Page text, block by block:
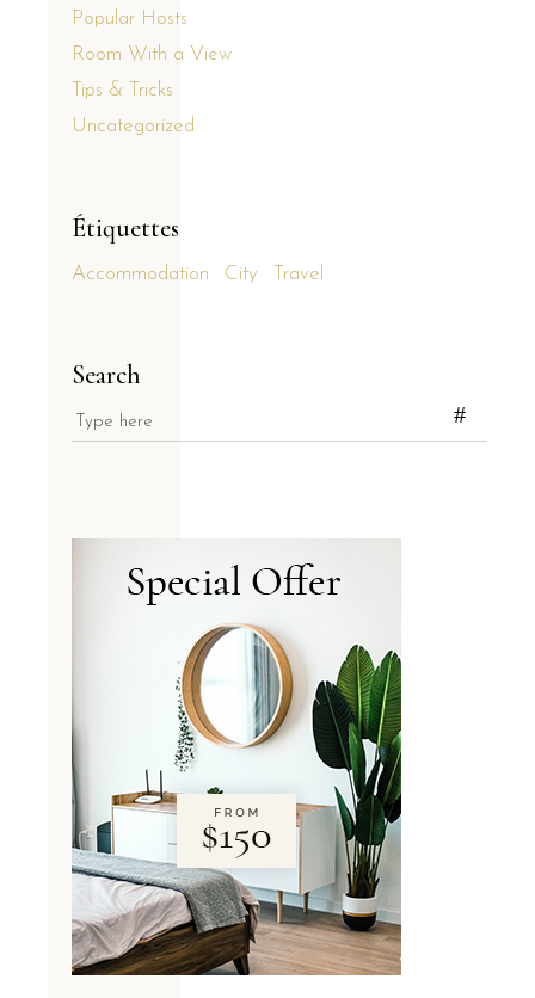
Popular Hosts
Room With a View
Tips & Tricks
Uncategorized
Étiquettes
Accommodation City Travel
Search